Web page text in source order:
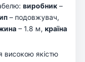
виробник –
– подовжувач,
– 1.8 м, країна
високою якістю